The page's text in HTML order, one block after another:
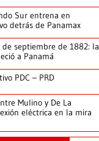
Sur entrena en
detrás de Panamax
septiembre de 1882: la
a Panamá
PDC – PRD
Mulino y De La
eléctrica en la mira